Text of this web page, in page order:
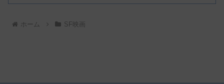
ホーム SF映画